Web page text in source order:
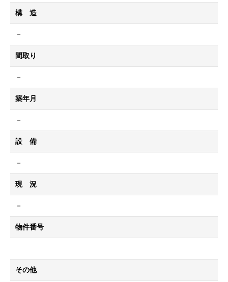
構 造
－
間取り
－
築年月
－
設 備
－
現 況
－
物件番号
その他